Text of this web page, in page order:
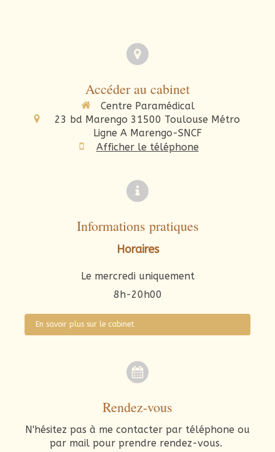
Accéder au cabinet
Centre Paramédical
23 bd Marengo 31500 Toulouse Métro
Ligne A Marengo-SNCF
Afficher le téléphone
Informations pratiques
Horaires
Le mercredi uniquement
8h-20h00
En savoir plus sur le cabinet
Rendez-vous
N'hésitez pas à me contacter par téléphone ou
par mail pour prendre rendez-vous.